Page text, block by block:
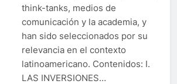
think-tanks, medios de
comunicación y la academia, y
han sido seleccionados por su
relevancia en el contexto
latinoamericano. Contenidos: I.
LAS INVERSIONES…